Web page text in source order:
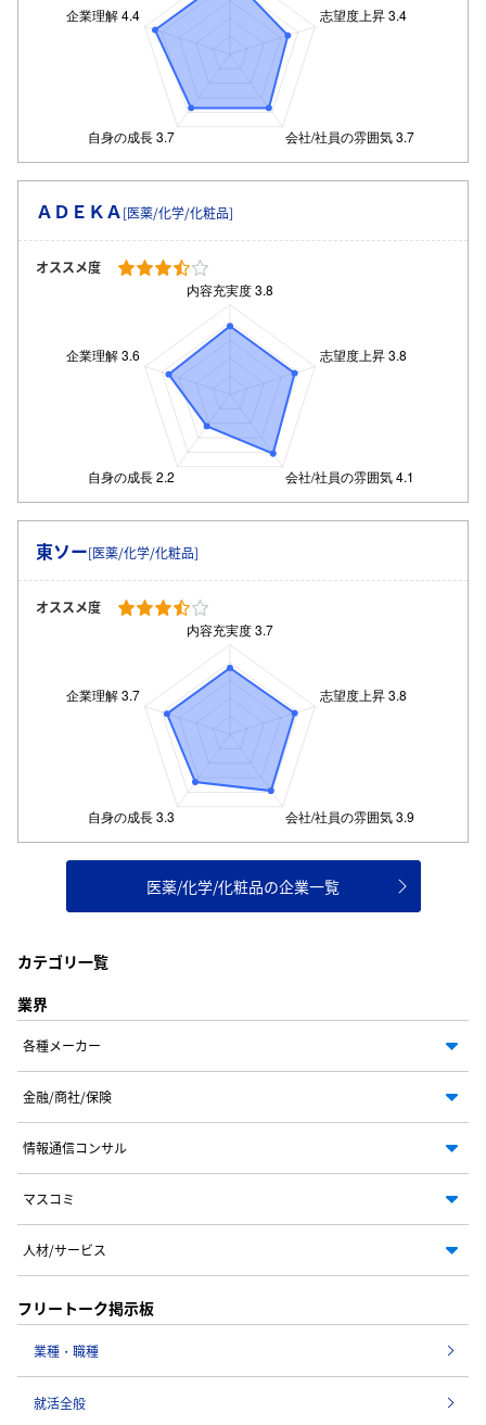
ＡＤＥＫＡ[医薬/化学/化粧品]
オススメ度
東ソー[医薬/化学/化粧品]
オススメ度
医薬/化学/化粧品の企業一覧
カテゴリ一覧
業界
各種メーカー
金融/商社/保険
情報通信コンサル
マスコミ
人材/サービス
フリートーク掲示板
業種・職種
就活全般